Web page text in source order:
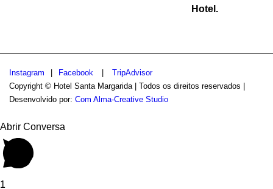
Hotel.
Instagram Facebook
TripAdvisor
Copyright © Hotel Santa Margarida | Todos os direitos reservados |
Desenvolvido por: Com Alma-Creative Studio
Abrir Conversa
1